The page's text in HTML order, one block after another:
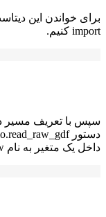
برای خواندن این
import کنیم.
سپس با تعریف مسیر
داخل یک متغیر به نام Raw قرار می‌دهیم. به صورت زیر: